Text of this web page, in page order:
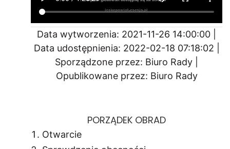
Data wytworzenia: 2021-11-26 14:00:00 |
Data udostępnienia: 2022-02-18 07:18:02 |
Sporządzone przez: Biuro Rady |
Opublikowane przez: Biuro Rady
PORZĄDEK OBRAD
Otwarcie